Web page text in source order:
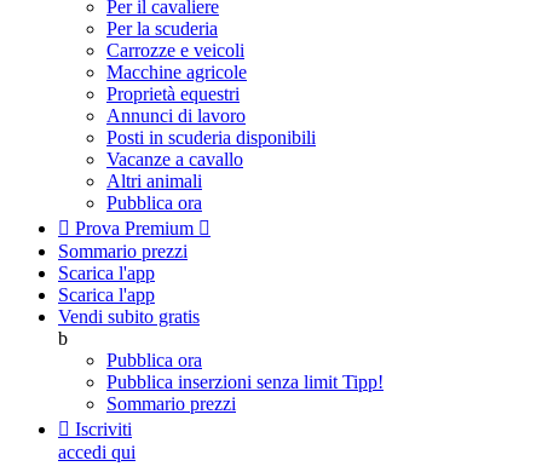
Per il cavaliere
Per la scuderia
Carrozze e veicoli
Macchine agricole
Proprietà equestri
Annunci di lavoro
Posti in scuderia disponibili
Vacanze a cavallo
Altri animali
Pubblica ora
 Prova Premium 
Sommario prezzi
Scarica l'app
Scarica l'app
Vendi subito gratis
b
Pubblica ora
Pubblica inserzioni senza limit Tipp!
Sommario prezzi
 Iscriviti
accedi qui